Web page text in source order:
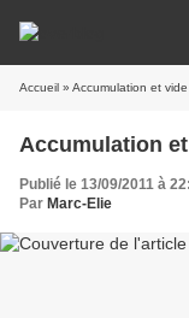
Accueil » Accumulation et vide
Accumulation
Publié le 13/09/2011 à
Par Marc-Elie